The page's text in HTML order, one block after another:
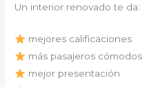
Un interior renovado te da:
mejores calificaciones
más pasajeros cómodos
mejor presentación